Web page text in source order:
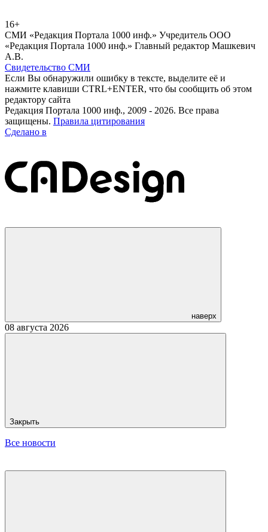
16+
СМИ «Редакция Портала 1000 инф.» Учредитель ООО
«Редакция Портала 1000 инф.» Главный редактор Машкевич
А.В.
Свидетельство СМИ
Если Вы обнаружили ошибку в тексте, выделите её и
нажмите клавиши CTRL+ENTER, что бы сообщить об этом
редактору сайта
Редакция Портала 1000 инф., 2009 - 2026. Все права
защищены. Правила цитирования
Сделано в
наверх
08 августа 2026
Закрыть
Все новости